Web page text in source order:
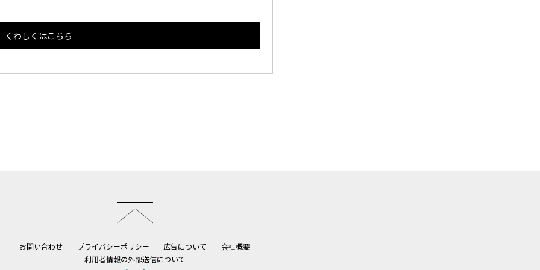
くわしくはこちら
お問い合わせ プライバシーポリシー 広告について
会社概要
利用者情報の外部送信について